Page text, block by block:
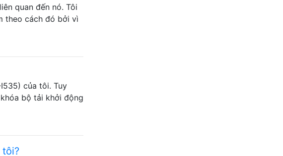
quan đến nó. Tôi
theo cách đó bởi vì
của tôi. Tuy
bộ tải khởi động